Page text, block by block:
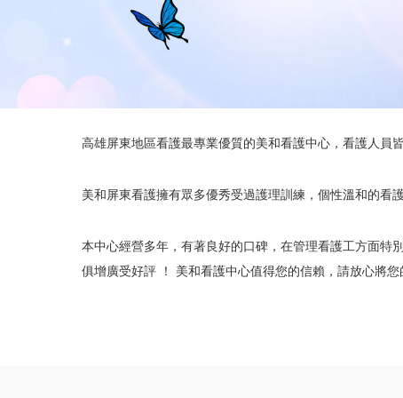
高雄屏東地區看護最專業優質的美和看護中心，看護人員
美和屏東看護擁有眾多優秀受過護理訓練，個性溫和的看
本中心經營多年，有著良好的口碑，在管理看護工方面特
俱增廣受好評 ！ 美和看護中心值得您的信賴，請放心將您